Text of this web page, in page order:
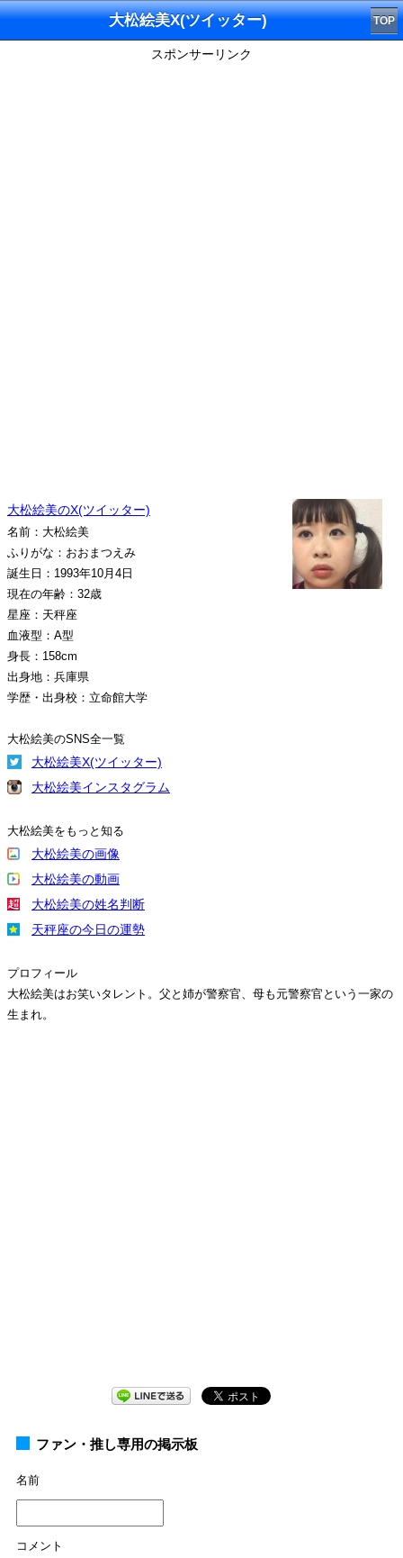
大松絵美X(ツイッター) TOP
スポンサーリンク
大松絵美のX(ツイッター)
名前：大松絵美
ふりがな：おおまつえみ
誕生日：1993年10月4日
現在の年齢：32歳
星座：天秤座
血液型：A型
身長：158cm
出身地：兵庫県
学歴・出身校：立命館大学
大松絵美のSNS全一覧
大松絵美X(ツイッター)
大松絵美インスタグラム
大松絵美をもっと知る
大松絵美の画像
大松絵美の動画
大松絵美の姓名判断
天秤座の今日の運勢
プロフィール
大松絵美はお笑いタレント。父と姉が警察官、母も元警察官という一家の
生まれ。
ファン・推し専用の掲示板
名前
コメント